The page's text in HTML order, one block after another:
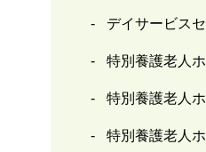
デイサービス
特別養護老人
特別養護老人
特別養護老人